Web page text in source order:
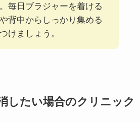
毎日ブラジャーを着ける
背中からしっかり集める
けましょう。
したい場合のクリニック